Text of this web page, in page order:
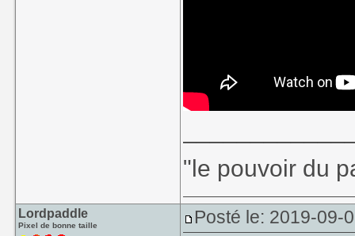
"le pouvoir du
Lordpaddle
Pixel de bonne taille Posté le: 2019-09-